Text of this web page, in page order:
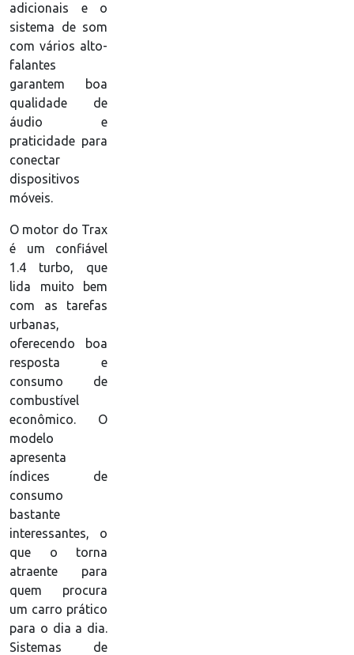
adicionais e o
sistema de som
com vários alto-
falantes
garantem boa
qualidade de
áudio e
praticidade para
conectar
dispositivos
móveis.
O motor do Trax
é um confiável
1.4 turbo, que
lida muito bem
com as tarefas
urbanas,
oferecendo boa
resposta e
consumo de
combustível
econômico. O
modelo
apresenta
índices de
consumo
bastante
interessantes, o
que o torna
atraente para
quem procura
um carro prático
para o dia a dia.
Sistemas de